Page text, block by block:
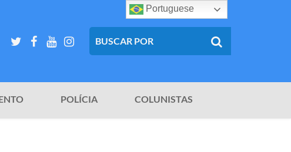
POLÍCIA COLUNISTAS
Portuguese